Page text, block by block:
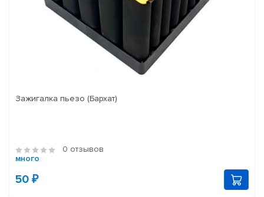
Зажигалка пьезо (Бархат)
0 отзывов
много
50 ₽